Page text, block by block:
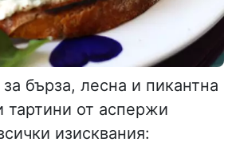
бърза, лесна и пикантна
тартини от аспержи
изисквания: